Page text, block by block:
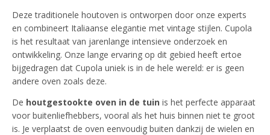
Deze traditionele houtoven is ontworpen door onze experts
en combineert Italiaanse elegantie met vintage stijlen. Cupola
is het resultaat van jarenlange intensieve onderzoek en
ontwikkeling. Onze lange ervaring op dit gebied heeft ertoe
bijgedragen dat Cupola uniek is in de hele wereld: er is geen
andere oven zoals deze.
De houtgestookte oven in de tuin is het perfecte apparaat
voor buitenliefhebbers, vooral als het huis binnen niet te groot
is. Je verplaatst de oven eenvoudig buiten dankzij de wielen en